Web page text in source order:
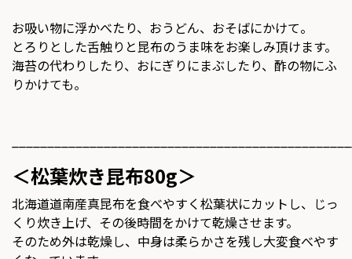
お吸い物に浮かべたり、おうどん、おそばにかけて。
とろりとした舌触りと昆布のうま味をお楽しみ頂けます。
海苔の代わりしたり、おにぎりにまぶしたり、酢の物にふ
りかけても。
＜松葉炊き昆布80g＞
北海道道南産真昆布を食べやすく松葉状にカットし、じっ
くり炊き上げ、その後時間をかけて乾燥させます。
そのため外は乾燥し、中身は柔らかさを残し大変食べやす